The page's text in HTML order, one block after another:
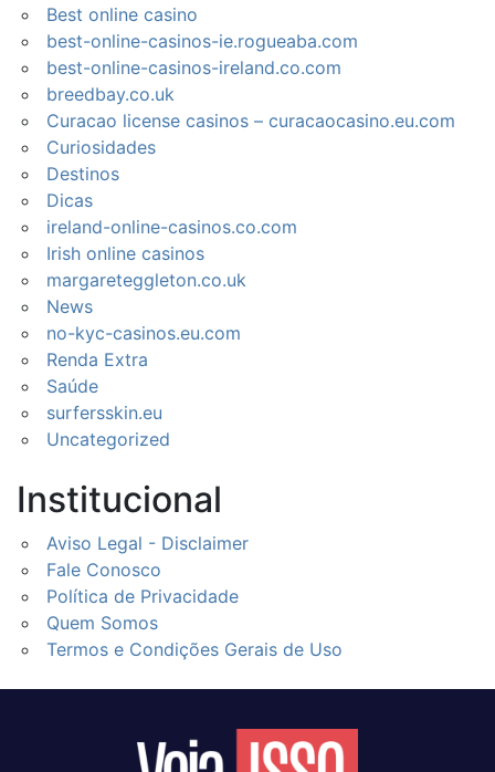
Best online casino
best-online-casinos-ie.rogueaba.com
best-online-casinos-ireland.co.com
breedbay.co.uk
Curacao license casinos – curacaocasino.eu.com
Curiosidades
Destinos
Dicas
ireland-online-casinos.co.com
Irish online casinos
margareteggleton.co.uk
News
no-kyc-casinos.eu.com
Renda Extra
Saúde
surfersskin.eu
Uncategorized
Institucional
Aviso Legal - Disclaimer
Fale Conosco
Política de Privacidade
Quem Somos
Termos e Condições Gerais de Uso